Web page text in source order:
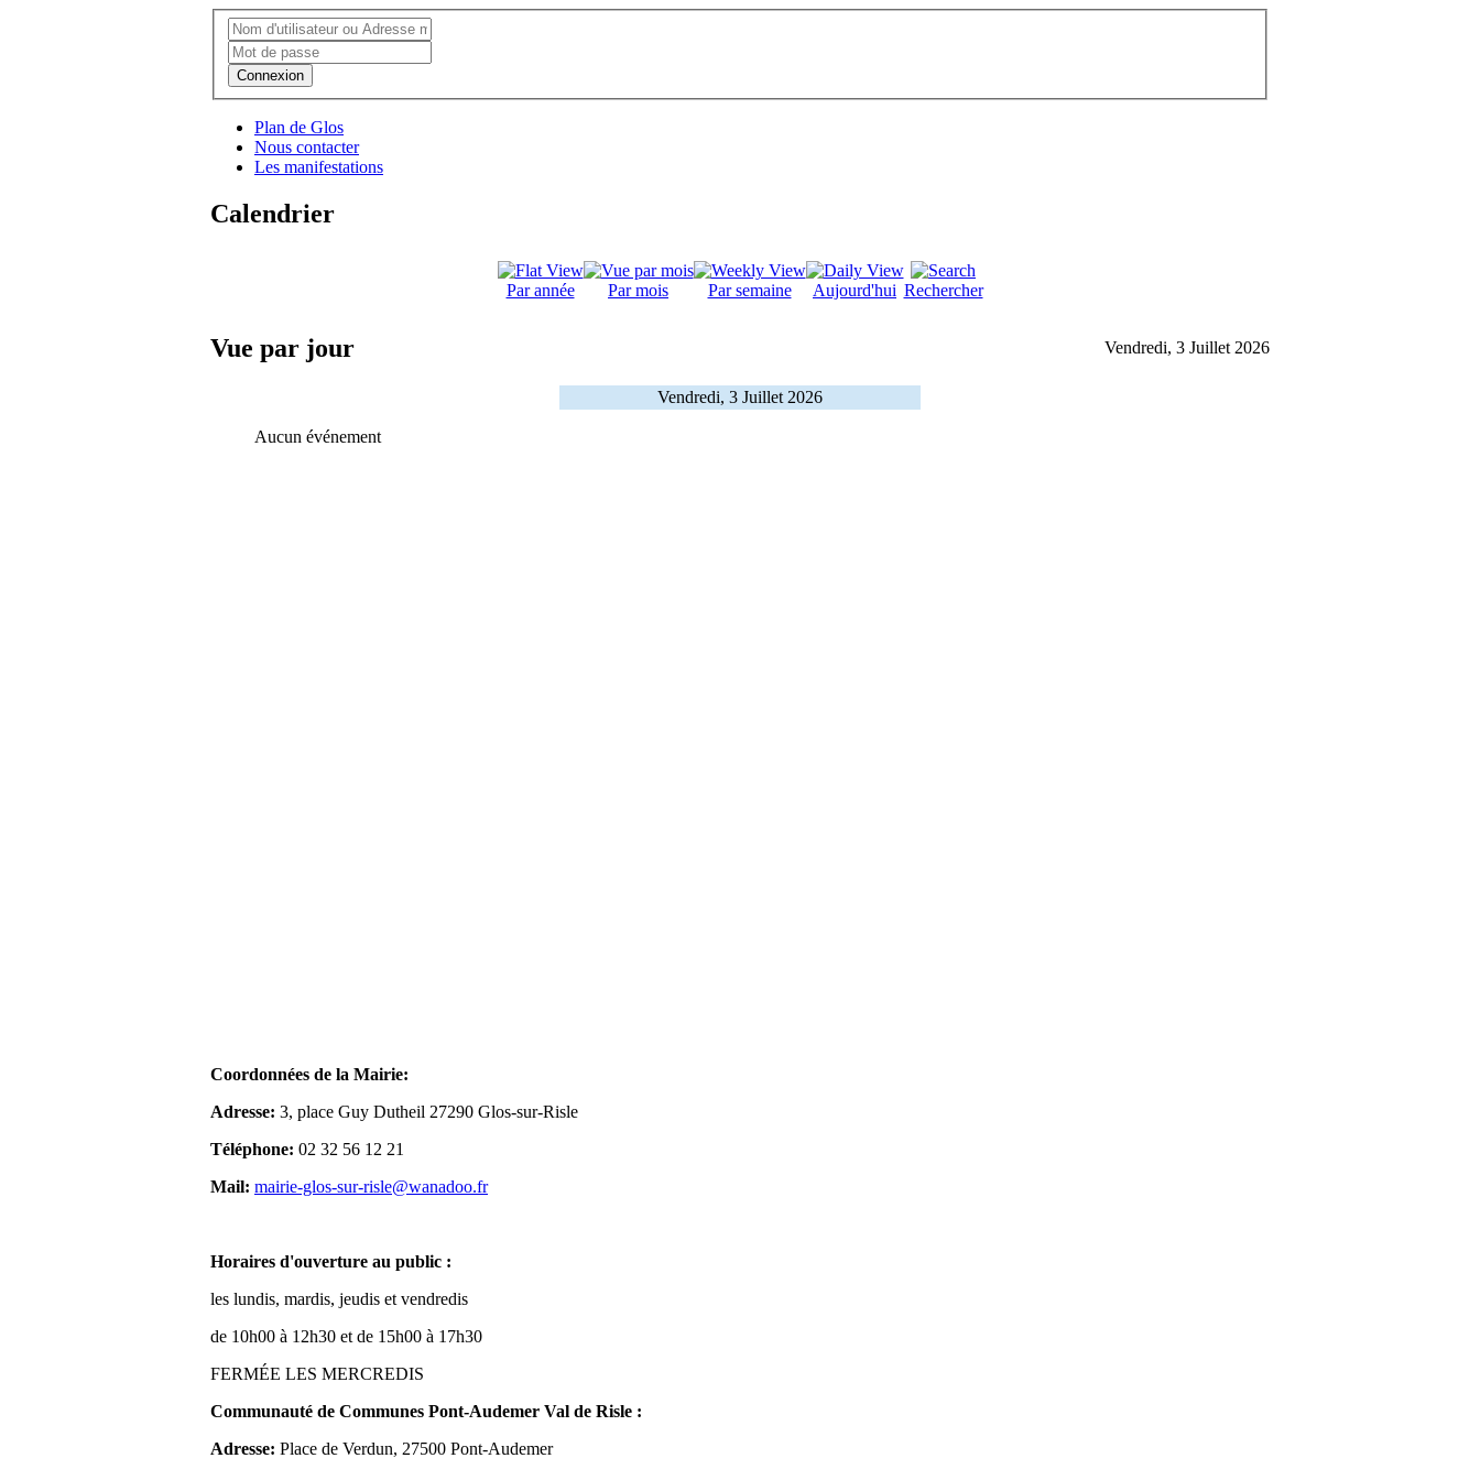
Connexion
Plan de Glos
Nous contacter
Les manifestations
Calendrier
Par année Par mois Par semaine Aujourd'hui Rechercher
Vue par jour Vendredi, 3 Juillet 2026
Vendredi, 3 Juillet 2026
Aucun événement
Coordonnées de la Mairie:
Adresse: 3, place Guy Dutheil 27290 Glos-sur-Risle
Téléphone: 02 32 56 12 21
Mail: mairie-glos-sur-risle@wanadoo.fr
Horaires d'ouverture au public :
les lundis, mardis, jeudis et vendredis
de 10h00 à 12h30 et de 15h00 à 17h30
FERMÉE LES MERCREDIS
Communauté de Communes Pont-Audemer Val de Risle :
Adresse: Place de Verdun, 27500 Pont-Audemer